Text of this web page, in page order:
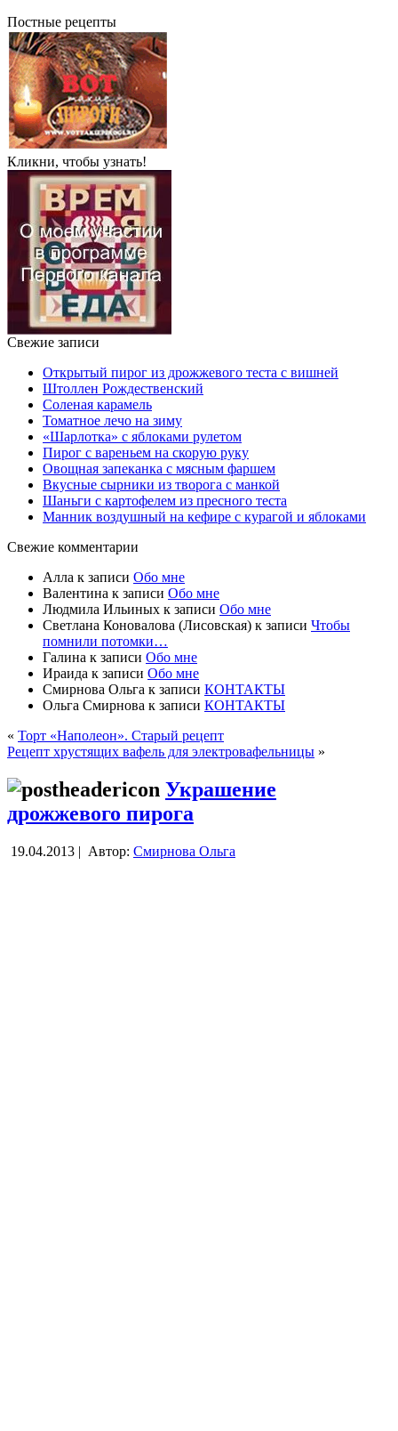
Постные рецепты
Кликни, чтобы узнать!
Свежие записи
Открытый пирог из дрожжевого теста с вишней
Штоллен Рождественский
Соленая карамель
Томатное лечо на зиму
«Шарлотка» с яблоками рулетом
Пирог с вареньем на скорую руку
Овощная запеканка с мясным фаршем
Вкусные сырники из творога с манкой
Шаньги с картофелем из пресного теста
Манник воздушный на кефире с курагой и яблоками
Свежие комментарии
Алла к записи Обо мне
Валентина к записи Обо мне
Людмила Ильиных к записи Обо мне
Светлана Коновалова (Лисовская) к записи Чтобы
помнили потомки…
Галина к записи Обо мне
Ираида к записи Обо мне
Смирнова Ольга к записи КОНТАКТЫ
Ольга Смирнова к записи КОНТАКТЫ
« Торт «Наполеон». Старый рецепт
Рецепт хрустящих вафель для электровафельницы »
Украшение
дрожжевого пирога
19.04.2013 | Автор: Смирнова Ольга